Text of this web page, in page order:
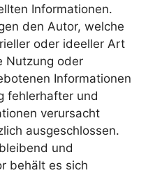
Informationen.
den Autor, welche
oder ideeller Art
Nutzung oder
Informationen
fehlerhafter und
verursacht
ausgeschlossen.
und
behält es sich